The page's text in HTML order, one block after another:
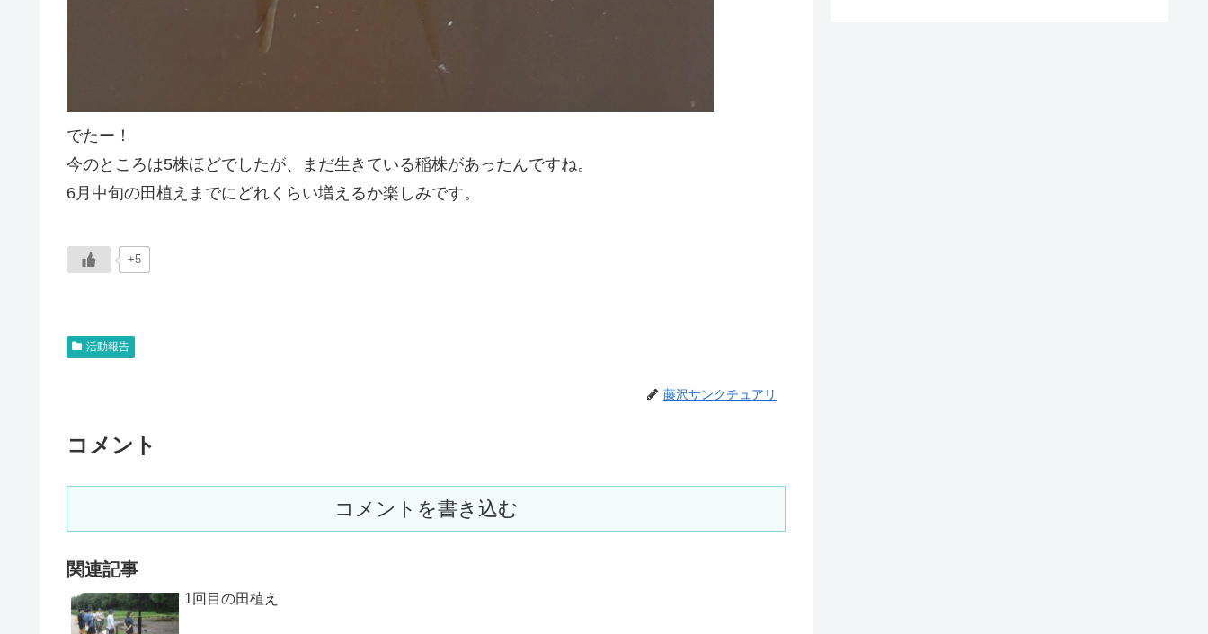
でたー！
今のところは5株ほどでしたが、まだ生きている稲株があったんですね。
6月中旬の田植えまでにどれくらい増えるか楽しみです。
+5
活動報告
藤沢サンクチュアリ
コメント
コメントを書き込む
関連記事
1回目の田植え